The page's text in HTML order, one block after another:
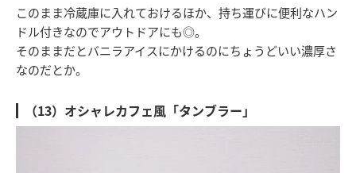
このまま冷蔵庫に入れておけるほか、持ち運びに便利なハン
ドル付きなのでアウトドアにも◎。
そのままだとバニラアイスにかけるのにちょうどいい濃厚さ
なのだとか。
（13）オシャレカフェ風「タンブラー」